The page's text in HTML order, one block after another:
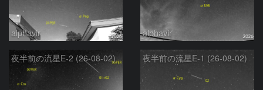
alphavir alphavir
夜半前の流星E-2 (26-08-02) 夜半前の流星E-1 (26-08-02)